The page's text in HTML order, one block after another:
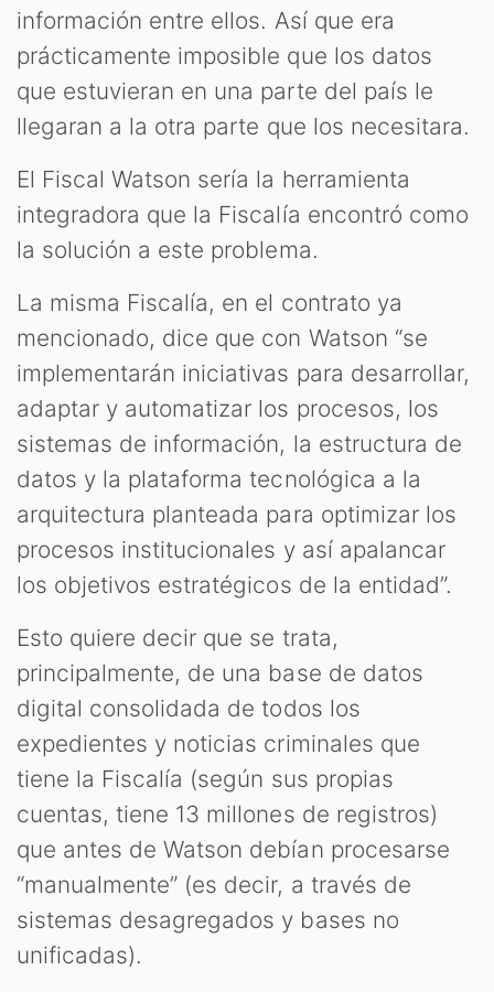
información entre ellos. Así que era
prácticamente imposible que los datos
que estuvieran en una parte del país le
llegaran a la otra parte que los necesitara.
El Fiscal Watson sería la herramienta
integradora que la Fiscalía encontró como
la solución a este problema.
La misma Fiscalía, en el contrato ya
mencionado, dice que con Watson “se
implementarán iniciativas para desarrollar,
adaptar y automatizar los procesos, los
sistemas de información, la estructura de
datos y la plataforma tecnológica a la
arquitectura planteada para optimizar los
procesos institucionales y así apalancar
los objetivos estratégicos de la entidad”.
Esto quiere decir que se trata,
principalmente, de una base de datos
digital consolidada de todos los
expedientes y noticias criminales que
tiene la Fiscalía (según sus propias
cuentas, tiene 13 millones de registros)
que antes de Watson debían procesarse
“manualmente” (es decir, a través de
sistemas desagregados y bases no
unificadas).